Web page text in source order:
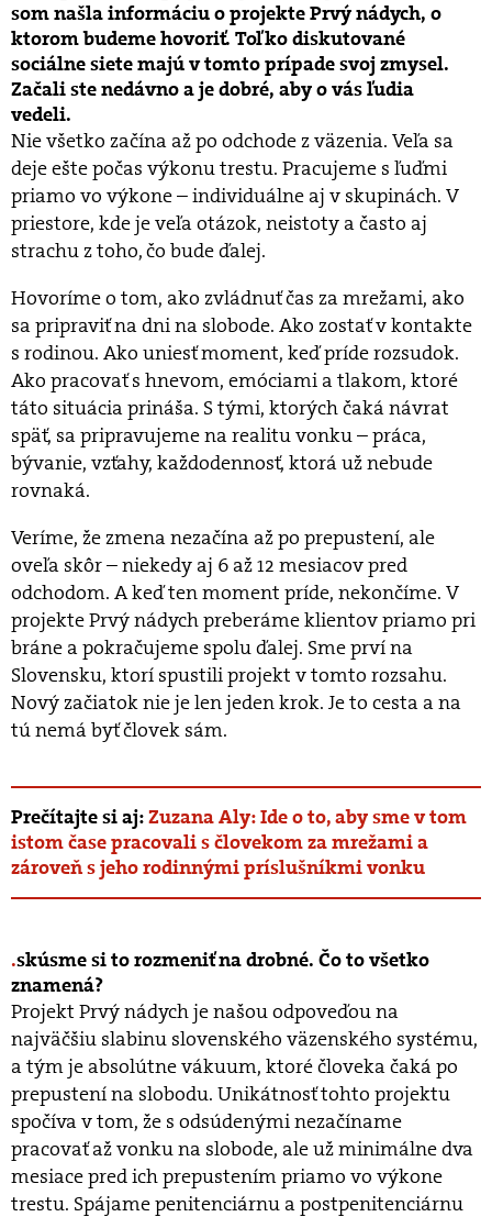
som našla informáciu o projekte Prvý nádych, o
ktorom budeme hovoriť. Toľko diskutované
sociálne siete majú v tomto prípade svoj zmysel.
Začali ste nedávno a je dobré, aby o vás ľudia
vedeli.
Nie všetko začína až po odchode z väzenia. Veľa sa
deje ešte počas výkonu trestu. Pracujeme s ľuďmi
priamo vo výkone – individuálne aj v skupinách. V
priestore, kde je veľa otázok, neistoty a často aj
strachu z toho, čo bude ďalej.
Hovoríme o tom, ako zvládnuť čas za mrežami, ako
sa pripraviť na dni na slobode. Ako zostať v kontakte
s rodinou. Ako uniesť moment, keď príde rozsudok.
Ako pracovať s hnevom, emóciami a tlakom, ktoré
táto situácia prináša. S tými, ktorých čaká návrat
späť, sa pripravujeme na realitu vonku – práca,
bývanie, vzťahy, každodennosť, ktorá už nebude
rovnaká.
Veríme, že zmena nezačína až po prepustení, ale
oveľa skôr – niekedy aj 6 až 12 mesiacov pred
odchodom. A keď ten moment príde, nekončíme. V
projekte Prvý nádych preberáme klientov priamo pri
bráne a pokračujeme spolu ďalej. Sme prví na
Slovensku, ktorí spustili projekt v tomto rozsahu.
Nový začiatok nie je len jeden krok. Je to cesta a na
tú nemá byť človek sám.
Prečítajte si aj:Zuzana Aly: Ide o to, aby sme v tom
istom čase pracovali s človekom za mrežami a
zároveň s jeho rodinnými príslušníkmi vonku
skúsme si to rozmeniť na drobné. Čo to všetko
znamená?
Projekt Prvý nádych je našou odpoveďou na
najväčšiu slabinu slovenského väzenského systému,
a tým je absolútne vákuum, ktoré človeka čaká po
prepustení na slobodu. Unikátnosť tohto projektu
spočíva v tom, že s odsúdenými nezačíname
pracovať až vonku na slobode, ale už minimálne dva
mesiace pred ich prepustením priamo vo výkone
trestu. Spájame penitenciárnu a postpenitenciárnu